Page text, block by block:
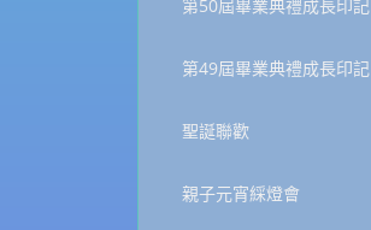
第50屆畢業典禮成長印記
第49屆畢業典禮成長印記
聖誕聯歡
親子元宵綵燈會